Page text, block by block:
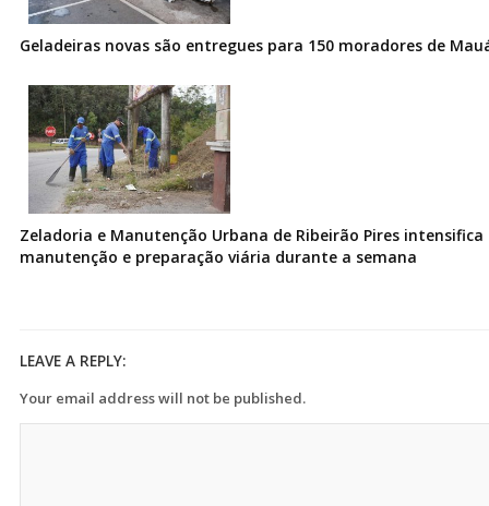
Geladeiras novas são entregues para 150 moradores de
Zeladoria e Manutenção Urbana de Ribeirão Pires intensifica
manutenção e preparação viária durante a semana
LEAVE A REPLY:
Your email address will not be published.